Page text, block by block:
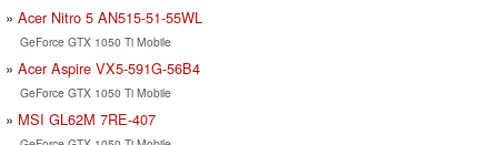
Acer Nitro 5 AN515-51-55WL
GeForce GTX 1050 Ti Mobile
Acer Aspire VX5-591G-56B4
GeForce GTX 1050 Ti Mobile
MSI GL62M 7RE-407